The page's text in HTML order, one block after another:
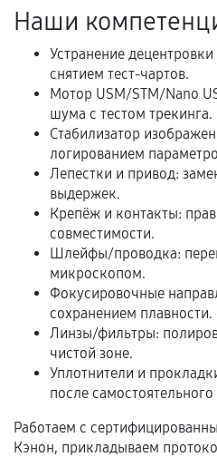
Документы на
Расширенная
В некоторых случаях
расширенной гарантии.
условия продления
фиксируются в документах.
Когда гарантия не
Нарушение правил
механические
перегрев, коррозия.
третьих лиц.
Наши
Устранение
снятием тест-чартов.
Мотор USM/STM/Nano
шума с тестом трекинга.
Стабилизатор
логированием
Лепестки и привод:
выдержек.
Крепёж и контакты:
совместимости.
Шлейфы/проводка:
микроскопом.
Фокусировочные
сохранением плавности.
Линзы/фильтры:
чистой зоне.
Уплотнители и
после
Работаем с
Кэнон, прикладываем